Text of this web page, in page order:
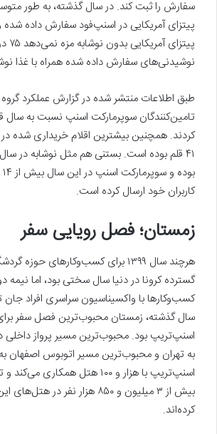
پیتزای آمریکایی در اسنپ‌فود سفارش داده شده
نوشیدنی‌های سفارش داده شده همراه با غذا
طبق اطلاعات منتشر شده در گزارش عملکرد
۴۱ قلم بوده است. بستنی هم مثل نوشابه در
کاربران خود ارسال کرده است.
زمستان؛ فصل رویایی سفر
هرچند سال ۱۳۹۹ برای کسب‌و‌کارهای
کسب‌و‌کارها با واکسیناسیون سراسری افراد جان
سال گذشته، زمستان محبوب‌ترین فصل سفر برای
به تهران و محبوب‌ترین مسیر اتوبوس اصفهان
اسنپ‌تریپ با هزار و ۱۰۰ هتل
بیش از ۳ میلیون و ۸۵۰ هزار نفر در
کرده‌اند.